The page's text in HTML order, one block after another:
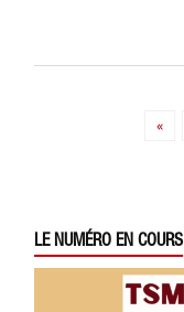
«
LE NUMÉRO EN COURS